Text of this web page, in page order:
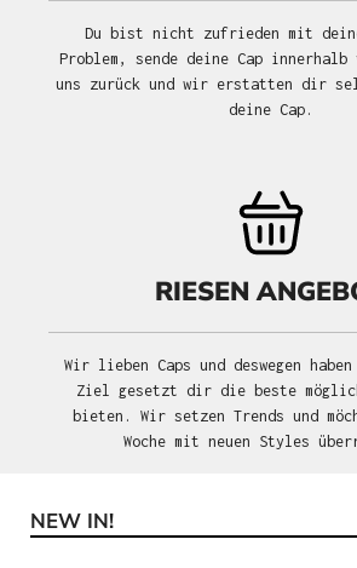
Du bist nicht zufrieden mit
Problem, sende deine Cap innerhalb
uns zurück und wir erstatten dir
deine Cap.
RIESEN
Wir lieben Caps und deswegen
Ziel gesetzt dir die beste
bieten. Wir setzen Trends und
Woche mit neuen Styles
Produktgalerie überspringen
NEW IN!